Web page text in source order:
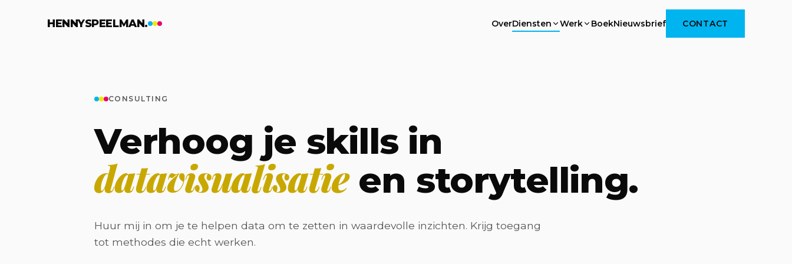
HENNYSPEELMAN. OverDiensten Werk BoekNieuwsbrief CONTACT
CONSULTING
Verhoog je skills in
datavisualisatieen storytelling.
Huur mij in om je te helpen data om te zetten in waardevolle inzichten. Krijg toegang
tot methodes die echt werken.